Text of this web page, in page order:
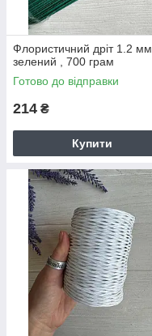
Флористичний дріт 1.2 мм
зелений , 700 грам
Готово до відправки
214 ₴
Купити